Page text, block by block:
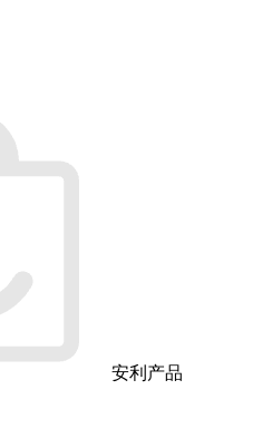
安利产品